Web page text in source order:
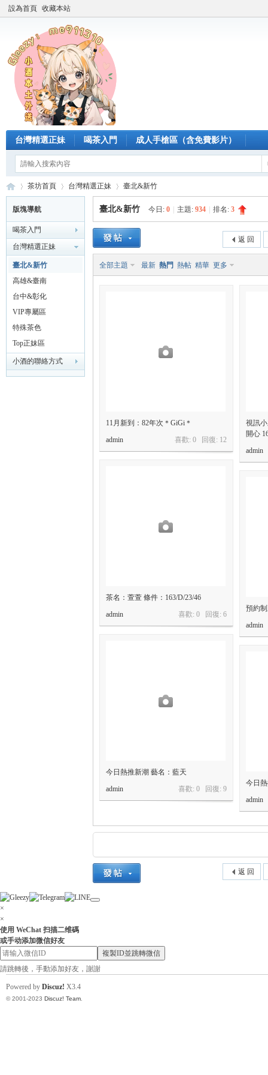
設為首頁 收藏本站
台灣精選正妹 喝茶入門 成人手槍區（含免費影片）
臺
小
»
茶坊首頁
›
台灣精選正妹
›
臺北&新竹
版塊導航
喝茶入門
台灣精選正妹
臺北&新竹
高雄&臺南
台中&彰化
VIP專屬區
特殊茶色
Top正妹區
小酒的聯絡方式
臺北&新竹 今日: 0 主題: 934 排名: 3
返 回
全部主題 最新 熱門 熱帖 精華 更多
11月新到：82年次＊GiGi＊
喜歡: 0 回復: 12
admin
視訊
開心
admin
茶名：萱萱 條件：163/D/23/46
喜歡: 0 回復: 6
admin
預約
admin
今日熱推新潮 藝名：藍天
喜歡: 0 回復: 9
admin
今日
admin
返 回
×
×
使用 WeChat 扫描二维碼
或手动添加微信好友
複製ID並跳轉微信
請跳轉後，手動添加好友，謝謝
Powered by Discuz! X3.4
© 2001-2023 Discuz! Team